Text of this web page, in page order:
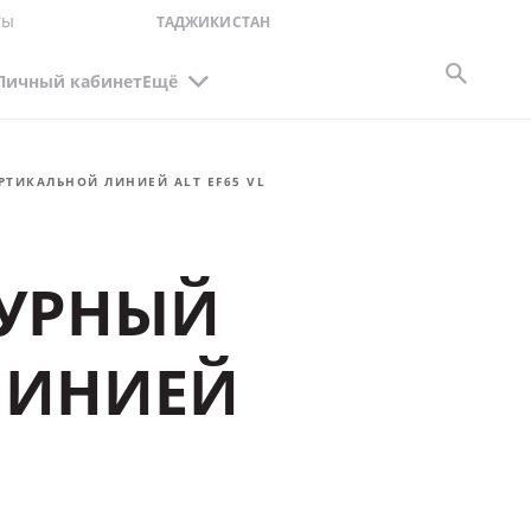
ТАДЖИКИСТАН
кабинетЕщё
ЛИНИЕЙ ALT EF65 VL